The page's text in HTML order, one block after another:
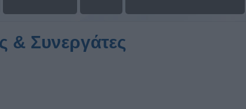
& Συνεργάτες